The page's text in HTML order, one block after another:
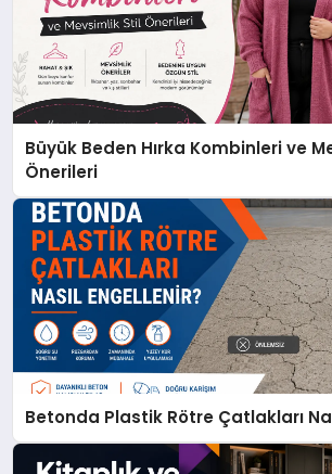
Büyük Beden Hırka Kombinleri ve
Önerileri
Betonda Plastik Rötre Çatlakları